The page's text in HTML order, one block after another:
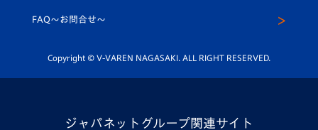
平和祈念活動
ホームタウン活動
スクール
FAQ〜お問合せ〜
Copyright © V-VAREN NAGASAKI. ALL RIGHT RESERVED.
ジャパネットグループ関連サイト